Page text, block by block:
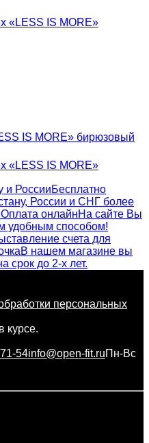
IS MORE» бирюзовый
и РоссииБесплатно
России и СНГ более
Оплата онлайнНа сайте Вы
удобным способом!
счета для
В нашем магазине вы
срок до 2-х лет.
персональных
курсе.
54info@open-fit.ruПн-Вс